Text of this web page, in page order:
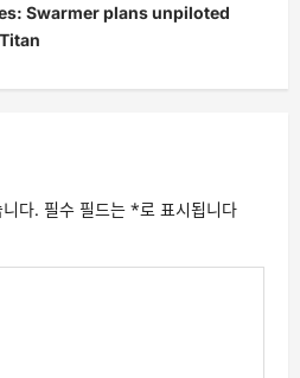
Swarmer plans unpiloted
다. 필수 필드는 *로 표시됩니다